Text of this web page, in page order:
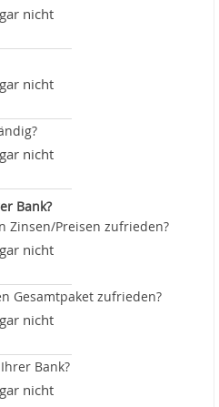
gar nicht
gar nicht
gar nicht
Bank?
Zinsen/Preisen zufrieden?
gar nicht
Gesamtpaket zufrieden?
gar nicht
Bank?
gar nicht